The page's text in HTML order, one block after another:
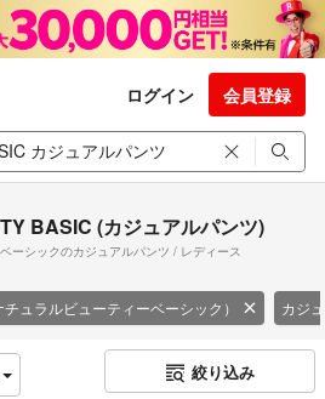
ログイン 会員登録
BASIC (カジュアルパンツ)
ーシックのカジュアルパンツ / レディース
ュラルビューティーベーシック） カジ
絞り込み